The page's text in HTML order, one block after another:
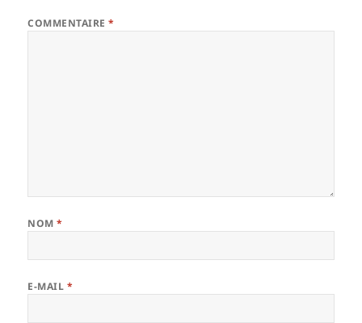
COMMENTAIRE*
NOM*
E-MAIL *